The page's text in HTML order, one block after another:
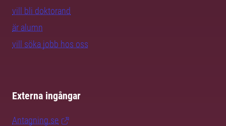
vill bli doktorand
är alumn
vill söka jobb hos oss
Externa ingångar
Antagning.se